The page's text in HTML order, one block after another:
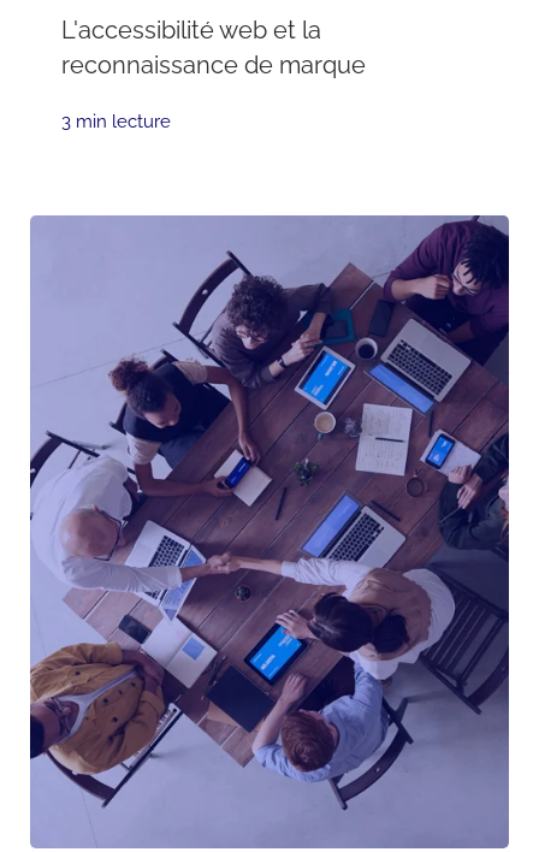
L'accessibilité web et la
reconnaissance de marque
3 min lecture